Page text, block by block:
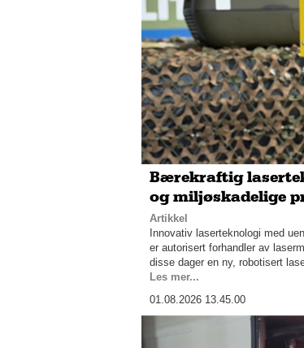
Bærekraftig
og miljøskadelige
Artikkel
Innovativ laserteknologi med
er autorisert forhandler av
disse dager en ny, robotisert
Les mer...
01.08.2026 13.45.00